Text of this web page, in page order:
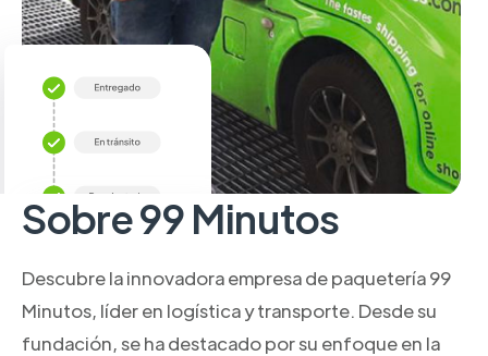
Sobre 99 Minutos
Descubre la innovadora empresa de paquetería 99
Minutos, líder en logística y transporte. Desde su
fundación, se ha destacado por su enfoque en la